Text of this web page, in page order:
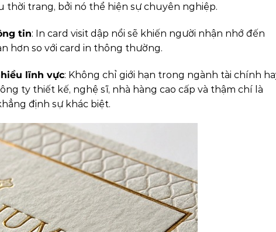
thời trang, bởi nó thể hiện sự chuyên nghiệp.
tin: In card visit dập nổi sẽ khiến người nhận nhớ đến
hơn so với card in thông thường.
lĩnh vực: Không chỉ giới hạn trong ngành tài chính
ty thiết kế, nghệ sĩ, nhà hàng cao cấp và thậm chí là
định sự khác biệt.